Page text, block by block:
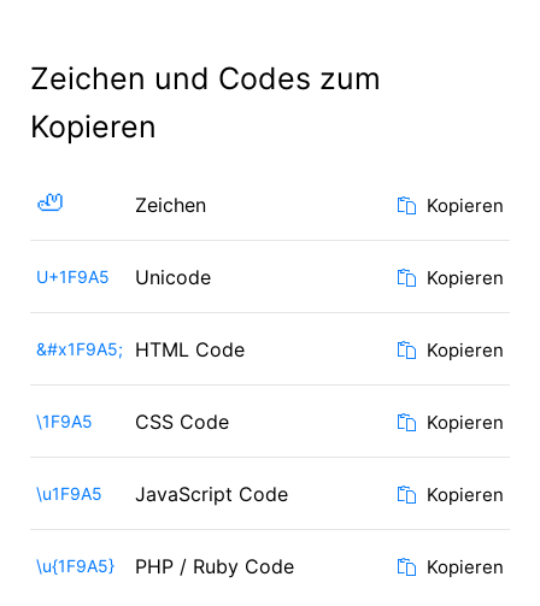
Zeichen und Codes zum
Kopieren
🦥 Zeichen Kopieren
U+1F9A5 Unicode Kopieren
&#x1F9A5; HTML Code Kopieren
\1F9A5 CSS Code Kopieren
\u1F9A5 JavaScript Code Kopieren
\u{1F9A5} PHP / Ruby Code Kopieren